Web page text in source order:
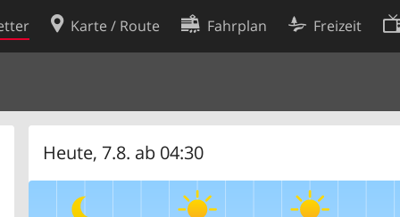
Karte / Route Fahrplan Freizeit
Heute, 7.8. ab 04:30
Cookie-Einstellungen